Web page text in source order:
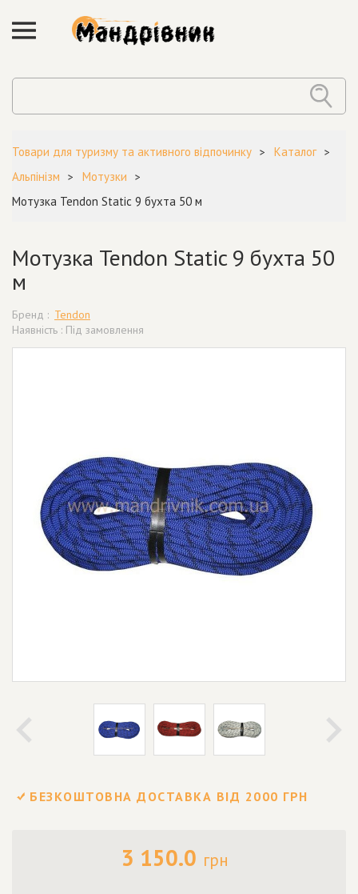
Товари для туризму та активного відпочинку
Каталог
Альпінізм
Мотузки
Мотузка Tendon Static 9 бухта 50 м
Мотузка Tendon Static 9 бухта 50
м
Бренд : Tendon
Наявність : Під замовлення
БЕЗКОШТОВНА ДОСТАВКА ВІД 2000 ГРН
3 150.0 грн